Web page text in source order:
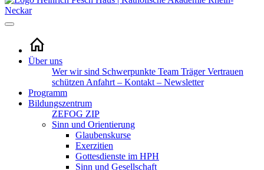
Über uns
Wer wir sind Schwerpunkte Team TrägerVertrauen
schützen Anfahrt – Kontakt – Newsletter
Programm
Bildungszentrum
ZEFOG ZIP
Sinn und Orientierung
Glaubenskurse
Exerzitien
Gottesdienste im HPH
Sinn und Gesellschaft